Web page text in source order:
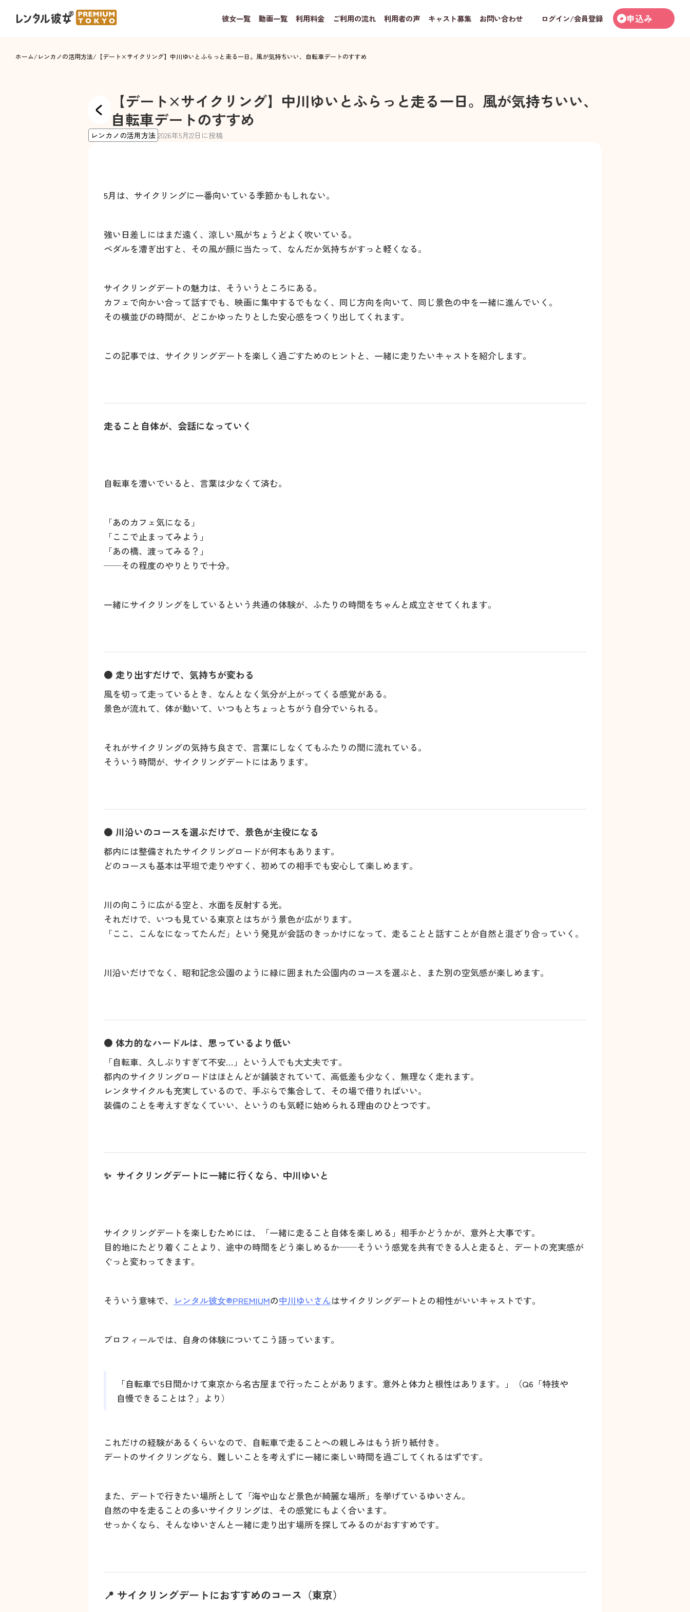
彼女一覧 動画一覧 利用料金 ご利用の流れ 利用者の声 キャスト募集 お問い合わせ ログイン/会員登録 申込み
ホーム/レンカノの活用方法/ 【デート×サイクリング】中川ゆいとふらっと走る一日。風が気持ちいい、自転車デートのすすめ
【デート×サイクリング】中川ゆいとふらっと走る一日。風が気持ちいい、
自転車デートのすすめ
レンカノの活用方法 2026年5月22日に投稿
5月は、サイクリングに一番向いている季節かもしれない。
強い日差しにはまだ遠く、涼しい風がちょうどよく吹いている。
ペダルを漕ぎ出すと、その風が顔に当たって、なんだか気持ちがすっと軽くなる。
サイクリングデートの魅力は、そういうところにある。
カフェで向かい合って話すでも、映画に集中するでもなく、同じ方向を向いて、同じ景色の中を一緒に進んでいく。
その横並びの時間が、どこかゆったりとした安心感をつくり出してくれます。
この記事では、サイクリングデートを楽しく過ごすためのヒントと、一緒に走りたいキャストを紹介します。
走ること自体が、会話になっていく
自転車を漕いでいると、言葉は少なくて済む。
「あのカフェ気になる」
「ここで止まってみよう」
「あの橋、渡ってみる？」
──その程度のやりとりで十分。
一緒にサイクリングをしているという共通の体験が、ふたりの時間をちゃんと成立させてくれます。
● 走り出すだけで、気持ちが変わる
風を切って走っているとき、なんとなく気分が上がってくる感覚がある。
景色が流れて、体が動いて、いつもとちょっとちがう自分でいられる。
それがサイクリングの気持ち良さで、言葉にしなくてもふたりの間に流れている。
そういう時間が、サイクリングデートにはあります。
● 川沿いのコースを選ぶだけで、景色が主役になる
都内には整備されたサイクリングロードが何本もあります。
どのコースも基本は平坦で走りやすく、初めての相手でも安心して楽しめます。
川の向こうに広がる空と、水面を反射する光。
それだけで、いつも見ている東京とはちがう景色が広がります。
「ここ、こんなになってたんだ」という発見が会話のきっかけになって、走ることと話すことが自然と混ざり合っていく。
川沿いだけでなく、昭和記念公園のように緑に囲まれた公園内のコースを選ぶと、また別の空気感が楽しめます。
● 体力的なハードルは、思っているより低い
「自転車、久しぶりすぎて不安…」という人でも大丈夫です。
都内のサイクリングロードはほとんどが舗装されていて、高低差も少なく、無理なく走れます。
レンタサイクルも充実しているので、手ぶらで集合して、その場で借りればいい。
装備のことを考えすぎなくていい、というのも気軽に始められる理由のひとつです。
✨ サイクリングデートに一緒に行くなら、中川ゆいと
サイクリングデートを楽しむためには、「一緒に走ること自体を楽しめる」相手かどうかが、意外と大事です。
目的地にたどり着くことより、途中の時間をどう楽しめるか──そういう感覚を共有できる人と走ると、デートの充実感が
ぐっと変わってきます。
そういう意味で、 レンタル彼女®PREMIUMの中川ゆいさんはサイクリングデートとの相性がいいキャストです。
プロフィールでは、自身の体験についてこう語っています。
「自転車で5日間かけて東京から名古屋まで行ったことがあります。意外と体力と根性はあります。」（Q6「特技や
自慢できることは？」より）
これだけの経験があるくらいなので、自転車で走ることへの親しみはもう折り紙付き。
デートのサイクリングなら、難しいことを考えずに一緒に楽しい時間を過ごしてくれるはずです。
また、デートで行きたい場所として「海や山など景色が綺麗な場所」を挙げているゆいさん。
自然の中を走ることの多いサイクリングは、その感覚にもよく合います。
せっかくなら、そんなゆいさんと一緒に走り出す場所を探してみるのがおすすめです。
📍 サイクリングデートにおすすめのコース（東京）